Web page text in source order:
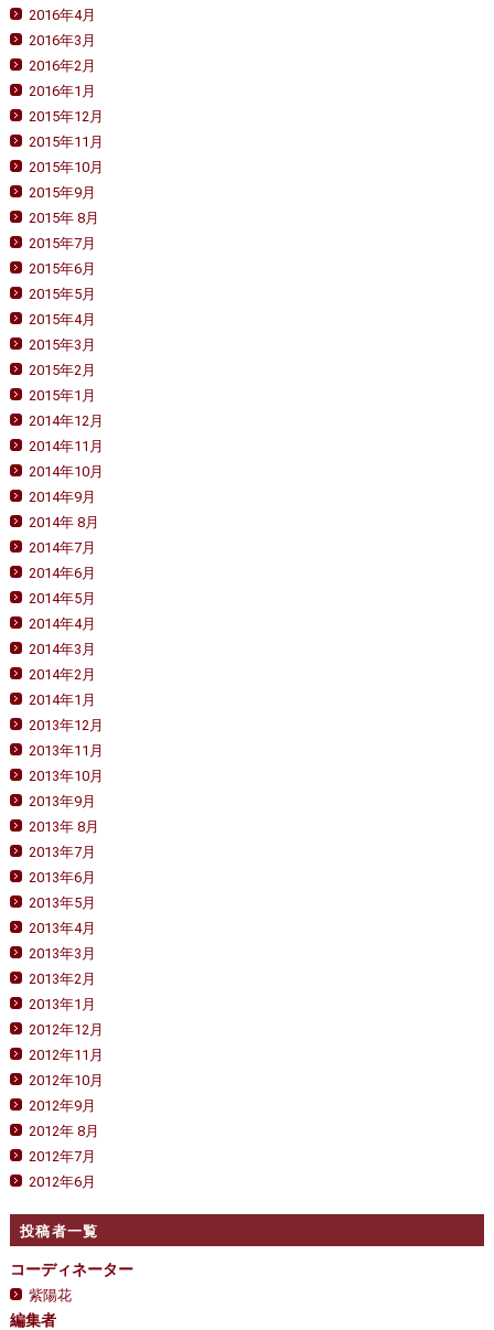
2016年4月
2016年3月
2016年2月
2016年1月
2015年12月
2015年11月
2015年10月
2015年9月
2015年 8月
2015年7月
2015年6月
2015年5月
2015年4月
2015年3月
2015年2月
2015年1月
2014年12月
2014年11月
2014年10月
2014年9月
2014年 8月
2014年7月
2014年6月
2014年5月
2014年4月
2014年3月
2014年2月
2014年1月
2013年12月
2013年11月
2013年10月
2013年9月
2013年 8月
2013年7月
2013年6月
2013年5月
2013年4月
2013年3月
2013年2月
2013年1月
2012年12月
2012年11月
2012年10月
2012年9月
2012年 8月
2012年7月
2012年6月
投稿者一覧
コーディネーター
紫陽花
編集者